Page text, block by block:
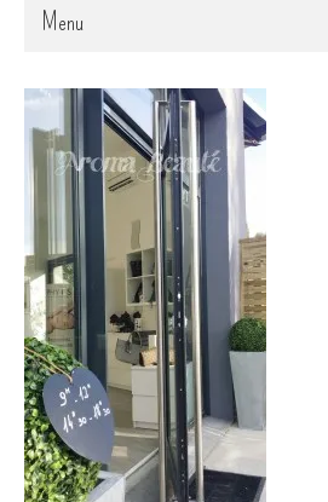
Menu
Accueil
Articles
A propos
Boutique
Les Créations
Mon compte
Expo